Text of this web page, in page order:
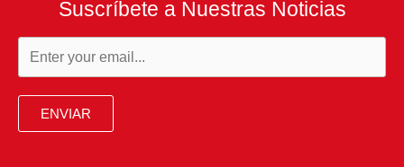
Suscríbete a Nuestras Noticias
ENVIAR